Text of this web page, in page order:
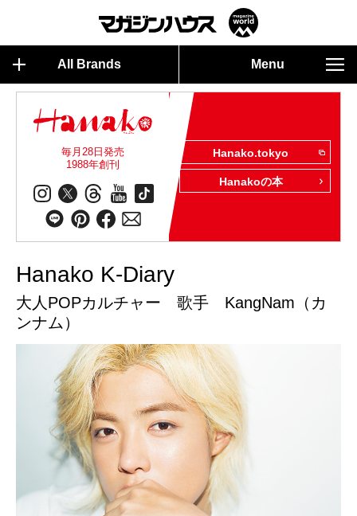
All Brands Menu
毎月28日発売
1988年創刊
Hanako.tokyo
Hanakoの本
Hanako K-Diary
大人POPカルチャー 歌手 KangNam（カ
ンナム）